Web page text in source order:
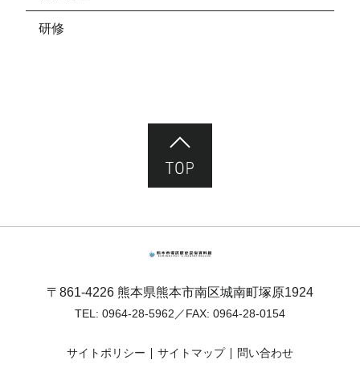
研修
〒861-4226 熊本県熊本市南区城南町塚原1924
TEL: 0964-28-5962 ／FAX: 0964-28-0154
サイトポリシー サイトマップ 問い合わせ